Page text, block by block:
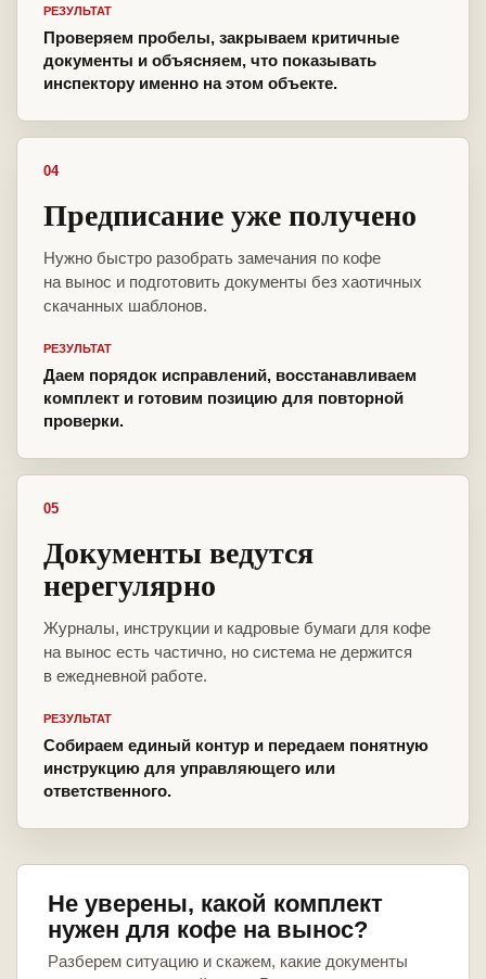
РЕЗУЛЬТАТ
Проверяем пробелы, закрываем критичные
документы и объясняем, что показывать
инспектору именно на этом объекте.
04
Предписание уже получено
Нужно быстро разобрать замечания по кофе
на вынос и подготовить документы без хаотичных
скачанных шаблонов.
РЕЗУЛЬТАТ
Даем порядок исправлений, восстанавливаем
комплект и готовим позицию для повторной
проверки.
05
Документы ведутся
нерегулярно
Журналы, инструкции и кадровые бумаги для кофе
на вынос есть частично, но система не держится
в ежедневной работе.
РЕЗУЛЬТАТ
Собираем единый контур и передаем понятную
инструкцию для управляющего или
ответственного.
Не уверены, какой комплект
нужен для кофе на вынос?
Разберем ситуацию и скажем, какие документы